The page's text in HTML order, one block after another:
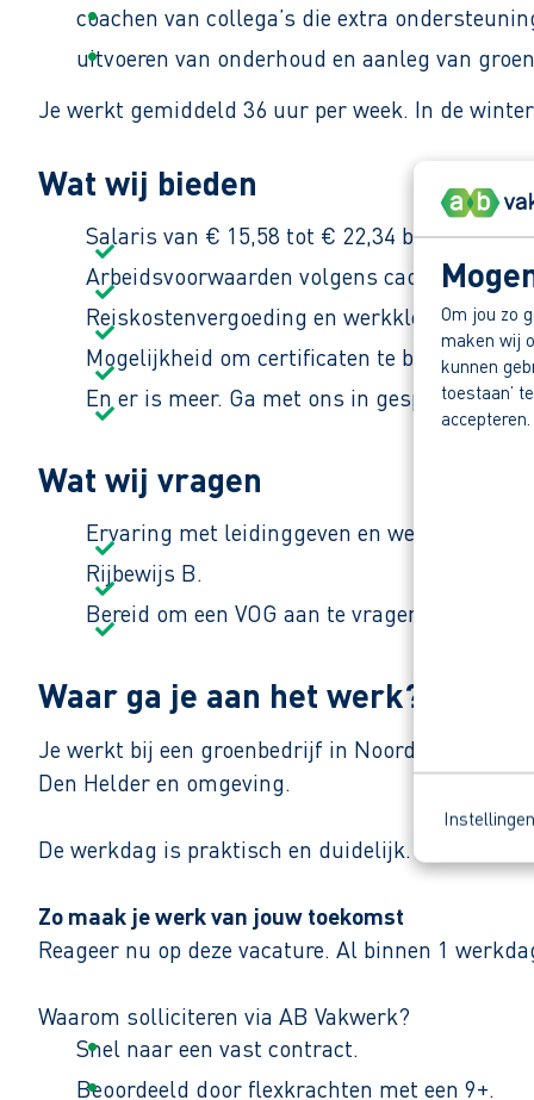
Om jou zo
maken wij
kunnen
toestaan’
Instellingen
coachen van collega’s die extra
uitvoeren van onderhoud en aanleg van
Je werkt gemiddeld 36 uur per week. In de
Wat wij bieden
Salaris van € 15,58 tot € 22,34 bruto per
Arbeidsvoorwaarden volgens cao Sociaal
Reiskostenvergoeding en werkkleding.
Mogelijkheid om certificaten te behalen
En er is meer. Ga met ons in gesprek en
Wat wij vragen
Ervaring met leidinggeven en werken in het
Rijbewijs B.
Bereid om een VOG aan te vragen.
Waar ga je aan het werk?
Je werkt bij een groenbedrijf in Noord‑Holland
Den Helder en omgeving.
De werkdag is praktisch en duidelijk. “Samen
Zo maak je werk van jouw toekomst
Reageer nu op deze vacature. Al binnen 1
Waarom solliciteren via AB Vakwerk?
Snel naar een vast contract.
Beoordeeld door flexkrachten met een 9+.